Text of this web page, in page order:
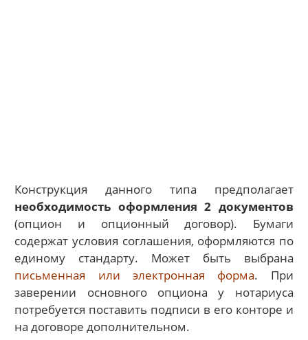
Конструкция данного типа предполагает
необходимость оформления 2 документов
(опцион и опционный договор). Бумаги
содержат условия соглашения, оформляются по
единому стандарту. Может быть выбрана
письменная или электронная форма. При
заверении основного опциона у нотариуса
потребуется поставить подписи в его конторе и
на договоре дополнительном.